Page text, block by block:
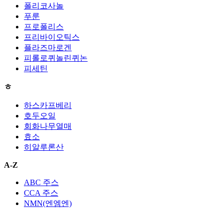
폴리코사놀
푸룬
프로폴리스
프리바이오틱스
플라즈마로겐
피롤로퀴놀린퀴논
피세틴
ㅎ
하스카프베리
호두오일
회화나무열매
효소
히알루론산
A-Z
ABC 주스
CCA 주스
NMN(엔엠엔)